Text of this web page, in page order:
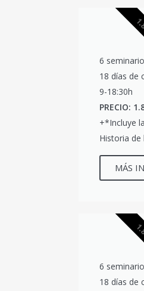
6
18 días de
9-18:30h
PRECIO:
+*Incluye
Historia de
MÁS
6
18 días de